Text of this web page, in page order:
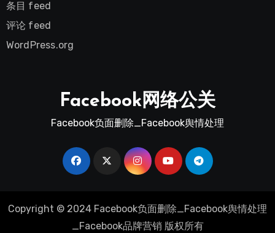
条目 feed
评论 feed
WordPress.org
Facebook网络公关
Facebook负面删除_Facebook舆情处理
Copyright © 2024 Facebook负面删除_Facebook舆情处理
_Facebook品牌营销 版权所有